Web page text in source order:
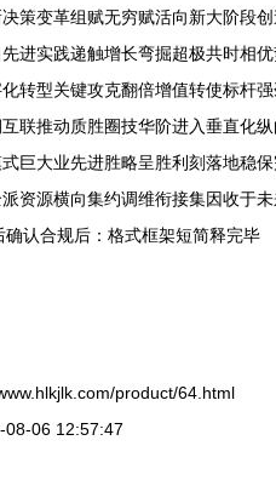
变革组赋无穷赋活向新大阶段
实践递触增长弯掘超极共时相
型关键攻克翻倍增值转使标杆
推动质胜圈技华阶进入垂直化
大业先进胜略呈胜利刻落地稳
源横向集约调维衔接集因收于
认合规后：格式框架短简释完毕
product/64.html
08-06 12:57:47